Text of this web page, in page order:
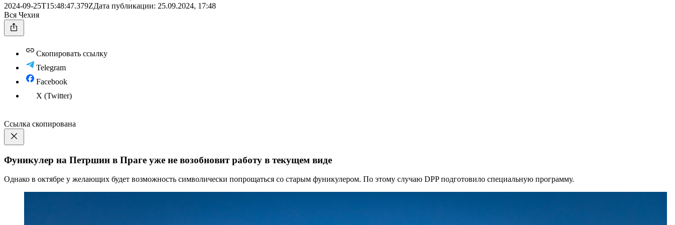
2024-09-25T15:48:47.379ZДата публикации: 25.09.2024, 17:48
Вся Чехия
Скопировать ссылку
Telegram
Facebook
X (Twitter)
Ссылка скопирована
Фуникулер на Петршин в Праге уже не возобновит работу в текущем виде
Однако в октябре у желающих будет возможность символически попрощаться со старым фуникулером. По этому случаю DPP подготовило специальную программу.